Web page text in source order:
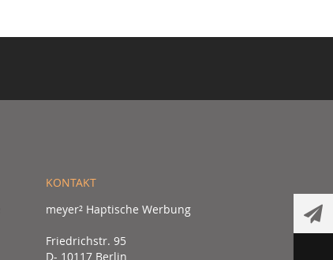
KONTAKT
meyer² Haptische Werbung
Friedrichstr. 95
D- 10117 Berlin